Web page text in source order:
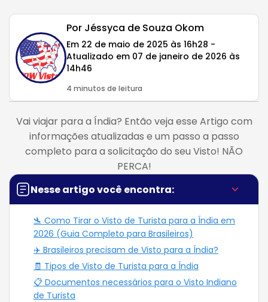
Por Jéssyca de Souza Okom
Em 22 de maio de 2025 às 16h28 -
Atualizado em 07 de janeiro de 2026 às
14h46
4 minutos de leitura
Vai viajar para a Índia? Então veja esse Artigo com
informações atualizadas e um passo a passo
completo para a solicitação do seu Visto! NÃO
PERCA!
Nesse artigo você encontra:
🛬 Como Tirar o Visto de Turista para a Índia em
2026 (Guia Completo para Brasileiros)
✈️ Brasileiros precisam de Visto para a Índia?
🧾 Tipos de Visto de Turista para a Índia
📋 Documentos necessários para o Visto Indiano
de Turista